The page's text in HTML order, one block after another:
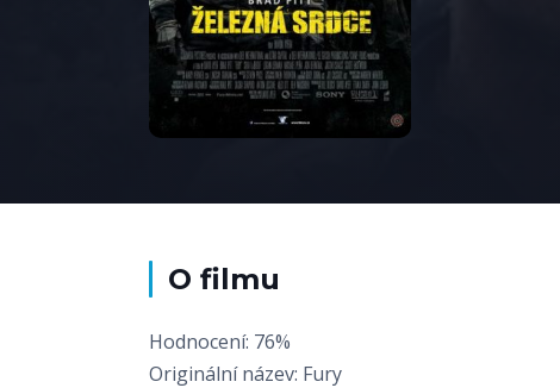
O filmu
Hodnocení: 76%
Originální název: Fury